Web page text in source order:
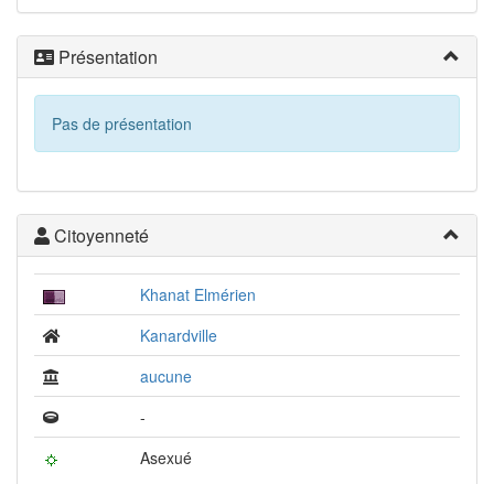
Présentation
Pas de présentation
Citoyenneté
Khanat Elmérien
Kanardville
aucune
-
Asexué